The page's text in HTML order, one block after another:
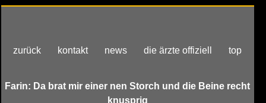
zurück kontakt news die ärzte offiziell top
Farin: Da brat mir einer nen Storch und die Beine recht
knusprig